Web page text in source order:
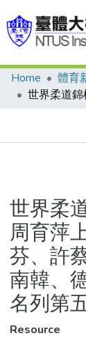
Communities &
Statistics
Home 體育
世界柔
周育萍
芬、許
南韓、
名列第
Resource